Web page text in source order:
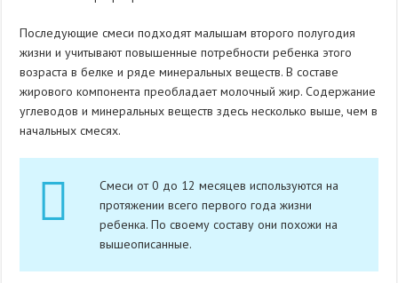
Последующие смеси подходят малышам второго полугодия
жизни и учитывают повышенные потребности ребенка этого
возраста в белке и ряде минеральных веществ. В составе
жирового компонента преобладает молочный жир. Содержание
углеводов и минеральных веществ здесь несколько выше, чем в
начальных смесях.
Смеси от 0 до 12 месяцев используются на
протяжении всего первого года жизни
ребенка. По своему составу они похожи на
вышеописанные.